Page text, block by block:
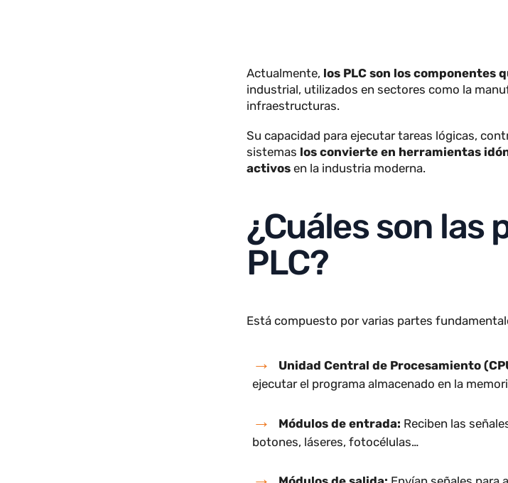
procesos industriales.
Actualmente,los PLC son los
Su capacidad para ejecutar tareas
sistemaslos convierte en
activosen la industria moderna.
¿Cuáles son
PLC?
Está compuesto por varias partes
Unidad Central de Procesamiento